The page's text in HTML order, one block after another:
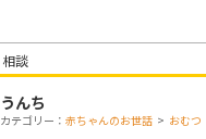
相談
うんち
カテゴリー： 赤ちゃんのお世話 > おむつ